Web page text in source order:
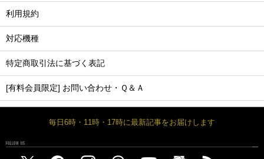
利用規約
対応機種
特定商取引法に基づく表記
[有料会員限定] お問い合わせ・Ｑ＆Ａ
毎日6時・11時・17時に最新記事をお届けします
FOLLOW US